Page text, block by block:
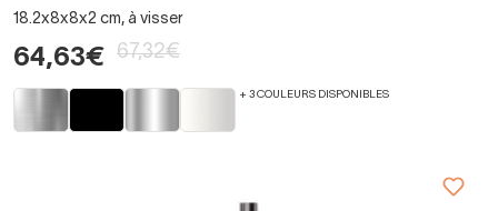
18.2x8x8x2 cm, à visser
64,63€ 67,32€
+ 3 COULEURS DISPONIBLES